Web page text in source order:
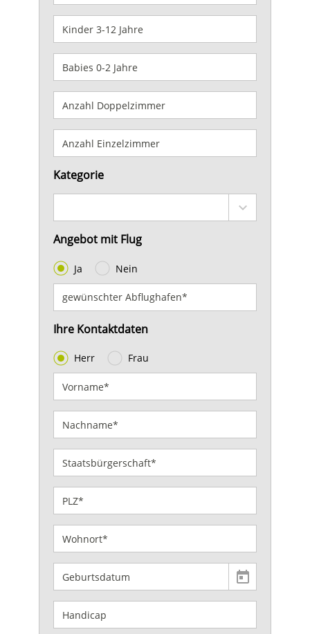
Kategorie
Angebot mit Flug
Ja Nein
Ihre Kontaktdaten
Herr Frau